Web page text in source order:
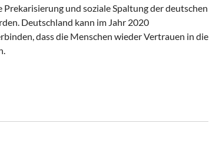
und soziale Spaltung der deutschen
Deutschland kann im Jahr 2020
dass die Menschen wieder Vertrauen in die